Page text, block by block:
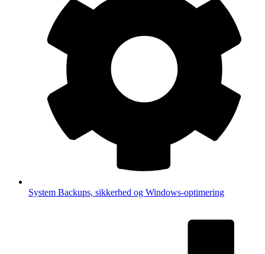
System Backups, sikkerhed og Windows-optimering